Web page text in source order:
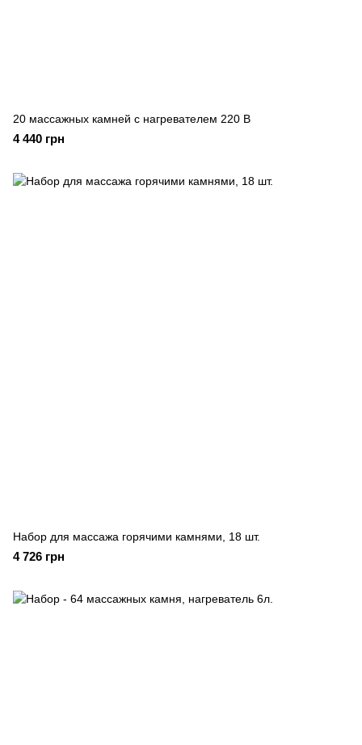
20 массажных камней с нагревателем 220 В
4 440 грн
Набор для массажа горячими камнями, 18 шт.
4 726 грн